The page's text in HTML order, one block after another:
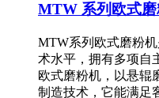
MTW 系列欧式
MTW系列欧式磨粉
术水平，拥有多项自
欧式磨粉机，以悬辊
制造技术，它能满足